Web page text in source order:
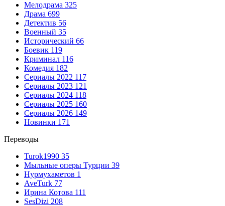
Мелодрама 325
Драма 699
Детектив 56
Военный 35
Исторический 66
Боевик 119
Криминал 116
Комедия 182
Сериалы 2022 117
Сериалы 2023 121
Сериалы 2024 118
Сериалы 2025 160
Сериалы 2026 149
Новинки 171
Переводы
Turok1990 35
Мыльные оперы Турции 39
Нурмухаметов 1
AveTurk 77
Ирина Котова 111
SesDizi 208